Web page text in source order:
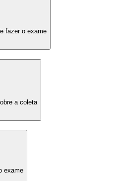
fazer o exame
a coleta
exame